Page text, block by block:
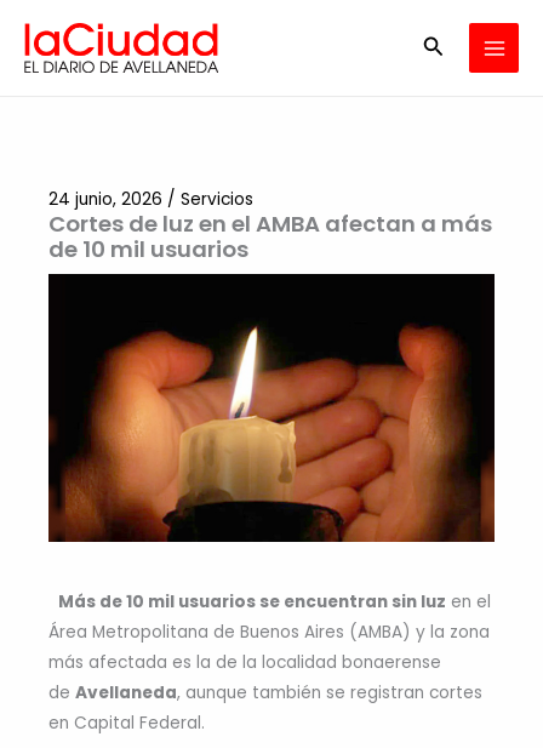
contenido
Buscar
Cortes de luz en el AMBA afectan a más
de 10 mil usuarios
24 junio, 2026 / Servicios
Más de 10 mil usuarios se encuentran sin luz en el
Área Metropolitana de Buenos Aires (AMBA) y la zona
más afectada es la de la localidad bonaerense
de Avellaneda, aunque también se registran cortes
en Capital Federal.